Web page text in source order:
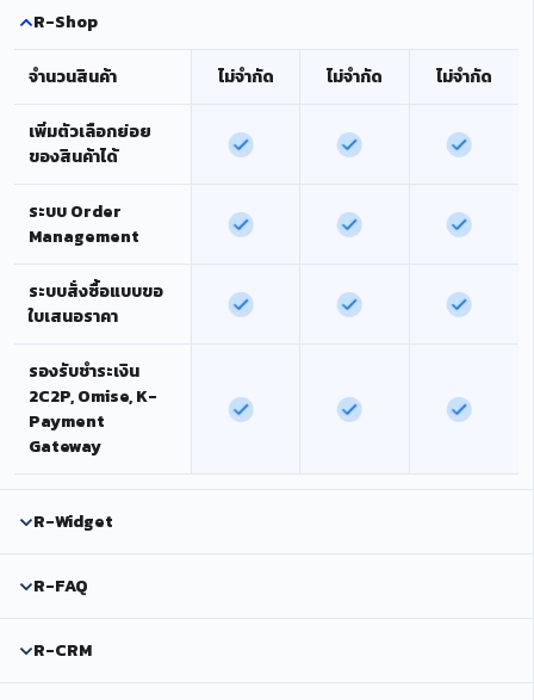
R-Shop
จำนวนสินค้า ไม่จำกัด ไม่จำกัด ไม่จำกัด
เพิ่มตัวเลือกย่อย
ของสินค้าได้
ระบบ Order
Management
ระบบสั่งซื้อแบบขอ
ใบเสนอราคา
รองรับชำระเงิน
2C2P, Omise, K-
Payment
Gateway
R-Widget
R-FAQ
R-CRM